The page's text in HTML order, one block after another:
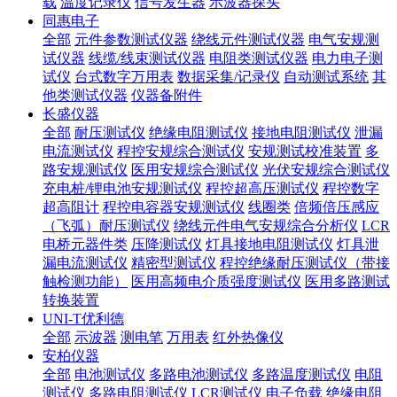
同惠电子
全部 元件参数测试仪器 绕线元件测试仪器 电气安规测
试仪器 线缆/线束测试仪器 电阻类测试仪器 电力电子测
试仪 台式数字万用表 数据采集/记录仪 自动测试系统 其
他类测试仪器 仪器备附件
长盛仪器
全部 耐压测试仪 绝缘电阻测试仪 接地电阻测试仪 泄漏
电流测试仪 程控安规综合测试仪 安规测试校准装置 多
路安规测试仪 医用安规综合测试仪 光伏安规综合测试仪
充电桩/锂电池安规测试仪 程控超高压测试仪 程控数字
超高阻计 程控电容器安规测试仪 线圈类 倍频倍压感应
（飞弧）耐压测试仪 绕线元件电气安规综合分析仪 LCR
电桥元器件类 压降测试仪 灯具接地电阻测试仪 灯具泄
漏电流测试仪 精密型测试仪 程控绝缘耐压测试仪（带接
触检测功能）
医用高频电介质强度测试仪 医用多路测试
转换装置
UNI-T优利德
全部 示波器 测电笔 万用表 红外热像仪
安柏仪器
全部 电池测试仪 多路电池测试仪 多路温度测试仪 电阻
测试仪 多路电阻测试仪 LCR测试仪 电子负载 绝缘电阻